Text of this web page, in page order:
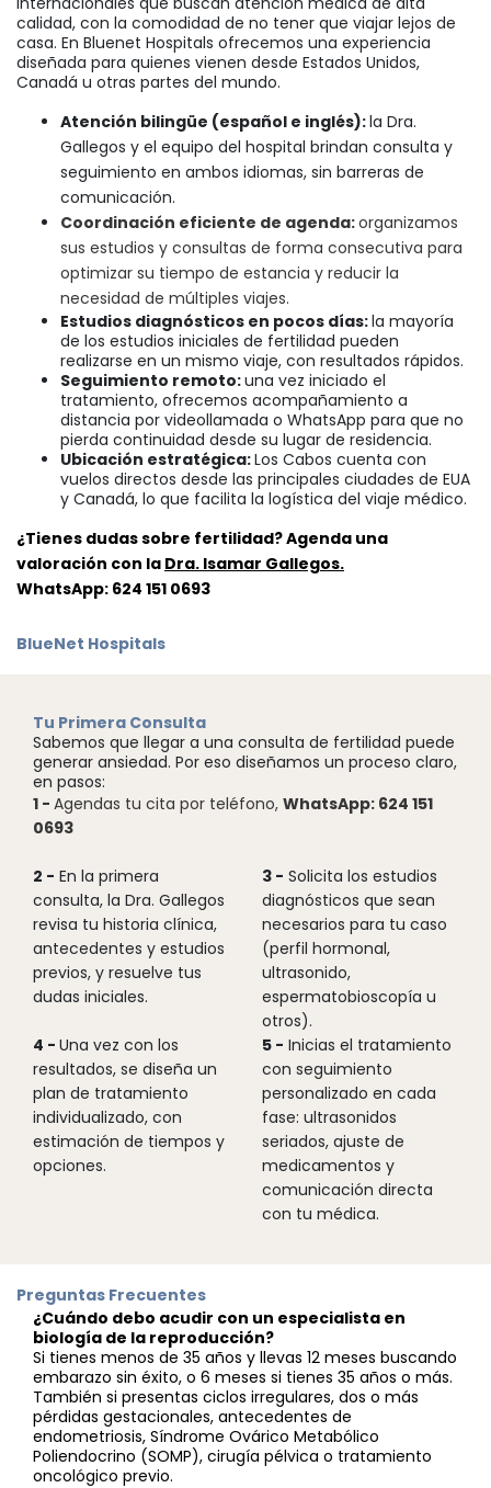
calidad, con la comodidad de no tener que viajar lejos de
casa. En Bluenet Hospitals ofrecemos una experiencia
diseñada para quienes vienen desde Estados Unidos,
Canadá u otras partes del mundo.
Atención bilingüe (español e inglés):la Dra.
Gallegos y el equipo del hospital brindan consulta y
seguimiento en ambos idiomas, sin barreras de
comunicación.
Coordinación eficiente de agenda:organizamos
sus estudios y consultas de forma consecutiva para
optimizar su tiempo de estancia y reducir la
necesidad de múltiples viajes.
Estudios diagnósticos en pocos días:la mayoría
de los estudios iniciales de fertilidad pueden
realizarse en un mismo viaje, con resultados rápidos.
Seguimiento remoto:una vez iniciado el
tratamiento, ofrecemos acompañamiento a
distancia por videollamada o WhatsApp para que no
pierda continuidad desde su lugar de residencia.
Ubicación estratégica:Los Cabos cuenta con
vuelos directos desde las principales ciudades de EUA
y Canadá, lo que facilita la logística del viaje médico.
¿Tienes dudas sobre fertilidad? Agenda una
valoración con la Dra. Isamar Gallegos.
WhatsApp: 624 151 0693
BlueNet Hospitals
Tu Primera Consulta
Sabemos que llegar a una consulta de fertilidad puede
generar ansiedad. Por eso diseñamos un proceso claro,
en pasos:
1 - Agendas tu cita por teléfono, WhatsApp: 624 151
0693
2 - En la primera
consulta, la Dra. Gallegos
revisa tu historia clínica,
antecedentes y estudios
previos, y resuelve tus
dudas iniciales.
3 - Solicita los estudios
diagnósticos que sean
necesarios para tu caso
(perfil hormonal,
ultrasonido,
espermatobioscopía u
otros).
4 - Una vez con los
resultados, se diseña un
plan de tratamiento
individualizado, con
estimación de tiempos y
opciones.
5 - Inicias el tratamiento
con seguimiento
personalizado en cada
fase: ultrasonidos
seriados, ajuste de
medicamentos y
comunicación directa
con tu médica.
Preguntas Frecuentes
¿Cuándo debo acudir con un especialista en
biología de la reproducción?
Si tienes menos de 35 años y llevas 12 meses buscando
embarazo sin éxito, o 6 meses si tienes 35 años o más.
También si presentas ciclos irregulares, dos o más
pérdidas gestacionales, antecedentes de
endometriosis, Síndrome Ovárico Metabólico
Poliendocrino (SOMP), cirugía pélvica o tratamiento
oncológico previo.